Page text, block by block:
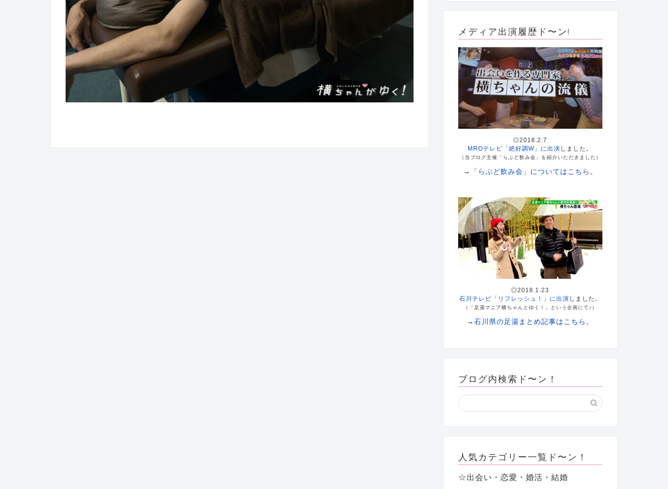
メディア出演履歴ド〜ン!
◎2018.2.7
MROテレビ「絶好調W」に出演 しました。
（当ブログ主催「らぶど飲み会」を紹介いただきました）
→ 「らぶど飲み会」についてはこちら 。
◎2018.1.23
石川テレビ「リフレッシュ！」に出演 しました。
（「足湯マニア横ちゃんとゆく！」という企画にて♪）
→石川県の足湯まとめ記事はこちら 。
ブログ内検索ド〜ン！
人気カテゴリー一覧ド〜ン！
☆出会い・恋愛・婚活・結婚